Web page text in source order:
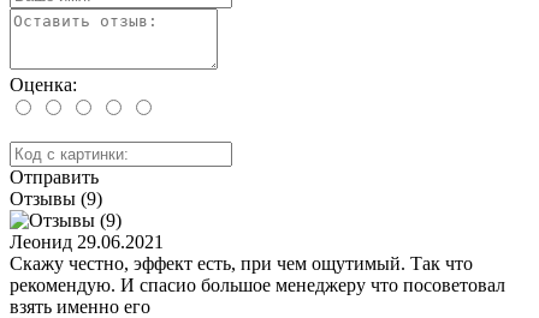
Оценка:
Отправить
Отзывы (9)
Леонид 29.06.2021
Скажу честно, эффект есть, при чем ощутимый. Так что
рекомендую. И спасио большое менеджеру что посоветовал
взять именно его